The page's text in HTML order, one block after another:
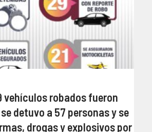
vehículos robados fueron
detuvo a 57 personas y se
drogas y explosivos por